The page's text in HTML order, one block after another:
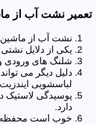
تعمیر نشت آب از
نشت آب از
یکی از دلایل
شلنگ های ورودی
دلیل دیگر می
لباسشویی
پوسیدگی لاستیک
دارد.
خوب است محفظه